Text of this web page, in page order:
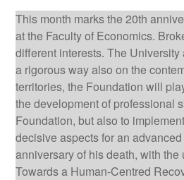
This month marks the 20th
at the Faculty of Economics.
different interests. The
a rigorous way also on the
territories, the Foundation will
the development of professional
Foundation, but also to
decisive aspects for an
anniversary of his death, with
Towards a Human-Centred